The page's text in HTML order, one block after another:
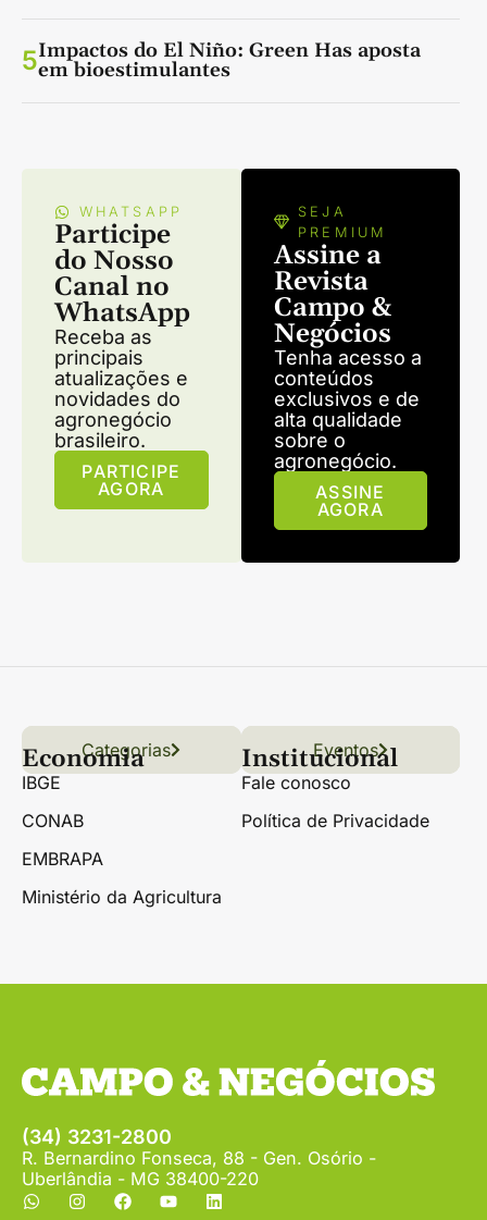
5Impactos do El Niño: Green Has aposta
em bioestimulantes
WHATSAPP
Participe
do Nosso
Canal no
WhatsApp
Receba as
principais
atualizações e
novidades do
agronegócio
brasileiro.
PARTICIPE
AGORA
SEJA
PREMIUM
Assine a
Revista
Campo &
Negócios
Tenha acesso a
conteúdos
exclusivos e de
alta qualidade
sobre o
agronegócio.
ASSINE
AGORA
Links úteis
Conteúdo Grãos
Florestas Hortifrúti
Categorias Eventos
Economia
IBGE
CONAB
EMBRAPA
Ministério da Agricultura
Institucional
Fale conosco
Política de Privacidade
(34) 3231-2800
R. Bernardino Fonseca, 88 - Gen. Osório -
Uberlândia - MG 38400-220